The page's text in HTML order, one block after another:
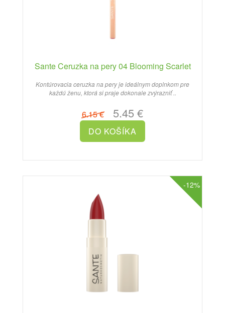
Sante Ceruzka na pery 04 Blooming Scarlet
Kontúrovacia ceruzka na pery je ideálnym doplnkom pre
každú ženu, ktorá si praje dokonale zvýrazniť ..
6.15 €5.45 €
-12%